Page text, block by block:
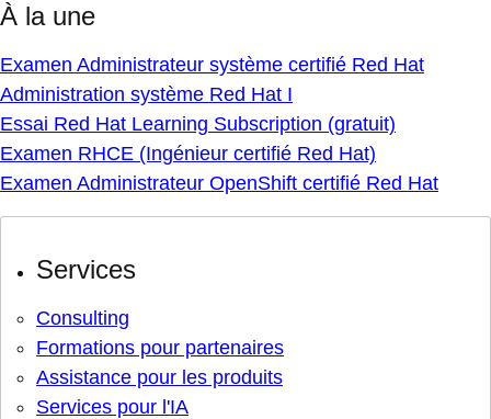
À la une
Examen Administrateur système certifié Red Hat
Administration système Red Hat I
Essai Red Hat Learning Subscription (gratuit)
Examen RHCE (Ingénieur certifié Red Hat)
Examen Administrateur OpenShift certifié Red Hat
Services
Consulting
Formations pour partenaires
Assistance pour les produits
Services pour l'IA